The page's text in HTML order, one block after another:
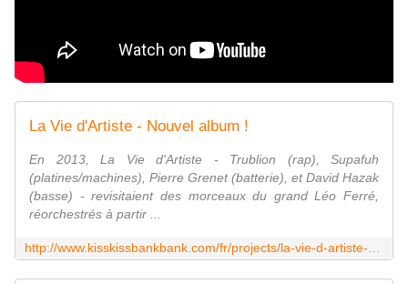
La Vie d'Artiste - Nouvel album !
En 2013, La Vie d'Artiste - Trublion (rap), Supafuh
(platines/machines), Pierre Grenet (batterie), et David Hazak
(basse) - revisitaient des morceaux du grand Léo Ferré,
réorchestrés à partir ...